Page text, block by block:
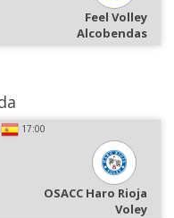
Feel Volley
Alcobendas
17:00
OSACC Haro Rioja
Voley